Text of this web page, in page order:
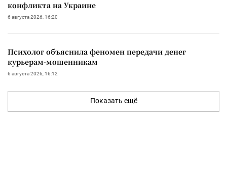
конфликта на Украине
6 августа 2026, 16:20
Психолог объяснила феномен передачи денег
курьерам-мошенникам
6 августа 2026, 16:12
Показать ещё